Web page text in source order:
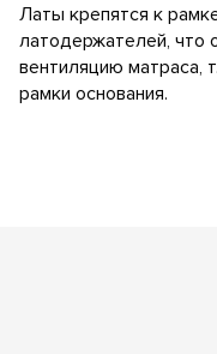
Латы крепятся к
латодержателей, что
вентиляцию матраса,
рамки основания.